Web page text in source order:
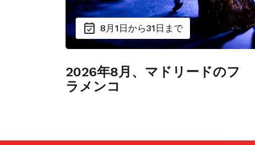
8月1日から31日まで
2026年8月、マドリードのフ
ラメンコ